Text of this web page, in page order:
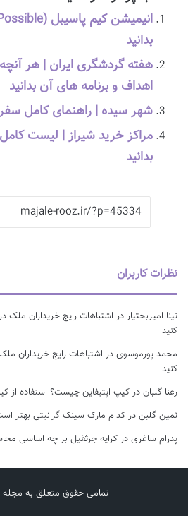
بدانید
هفته گردشگری ایران | هر آنچه
اهداف و برنامه های آن بدانید
شهر سیده | راهنمای کامل سفر
مراکز خرید شیراز | لیست
بدانید
نظرات کاربران
تینا امیربختیار در اشتباهات رایج خریداران ملک
کنید
محمد پورموسوی در اشتباهات رایج خریداران
کنید
رعنا گلبان در کیپ اپتیفاین چیست؟ استفاده از
ثمین گلبن در کدام مارک سینک گرانیتی بهتر
پدرام ساغری در کرایه جرثقیل بر چه اساسی
تمامی حقوق متعلق به مجله